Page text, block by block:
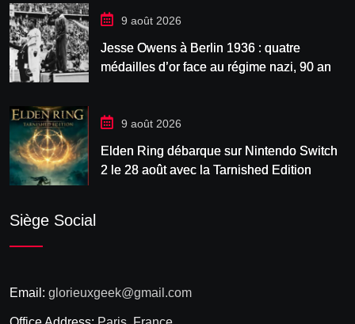
9 août 2026
Jesse Owens à Berlin 1936 : quatre
médailles d’or face au régime nazi, 90 ans
9 août 2026
Elden Ring débarque sur Nintendo Switch
2 le 28 août avec la Tarnished Edition
Siège Social
Email: glorieuxgeek@gmail.com